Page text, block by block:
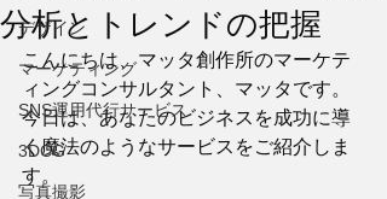
デザイン
マーケティング
SNS運用代行サービス
3DCG
写真撮影
分析とトレンドの把握
こんにちは、マッタ創作所のマーケテ
ィングコンサルタント、マッタです。
今日は、あなたのビジネスを成功に導
く魔法のようなサービスをご紹介しま
す。